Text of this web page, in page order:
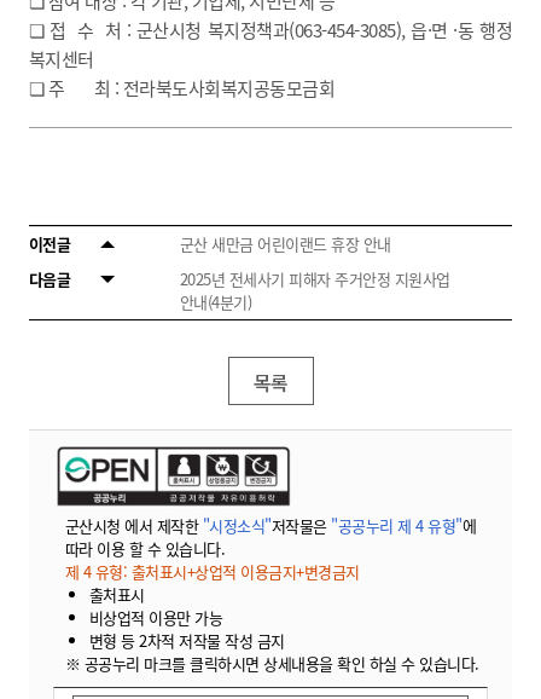
❏ 접 수 처 : 군산시청 복지정책과(063-454-3085), 읍·면 ·동 행정
복지센터
❏ 주 최 : 전라북도사회복지공동모금회
이전글
군산 새만금 어린이랜드 휴장 안내
다음글
2025년 전세사기 피해자 주거안정 지원사업
안내(4분기)
목록
군산시청 에서 제작한 "시정소식"저작물은 "공공누리 제 4 유형"에
따라 이용 할 수 있습니다.
제 4 유형: 출처표시+상업적 이용금지+변경금지
출처표시
비상업적 이용만 가능
변형 등 2차적 저작물 작성 금지
※ 공공누리 마크를 클릭하시면 상세내용을 확인 하실 수 있습니다.